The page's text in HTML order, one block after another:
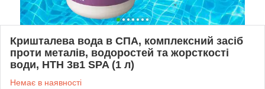
Кришталева вода в СПА, комплексний засіб
проти металів, водоростей та жорсткості
води, HTH 3в1 SPA (1 л)
Немає в наявності